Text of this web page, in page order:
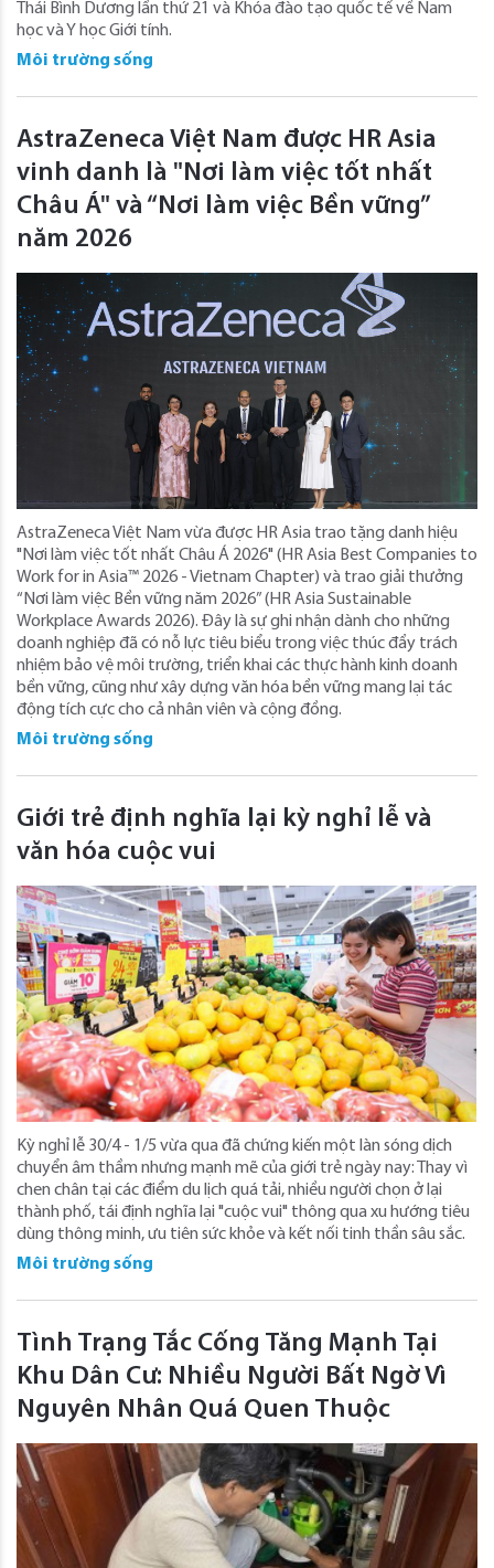
Thái Bình Dương lần thứ 21 và Khóa đào tạo quốc tế về Nam
học và Y học Giới tính.
Môi trường sống
AstraZeneca Việt Nam được HR Asia
vinh danh là "Nơi làm việc tốt nhất
Châu Á" và “Nơi làm việc Bền vững”
năm 2026
AstraZeneca Việt Nam vừa được HR Asia trao tặng danh hiệu
"Nơi làm việc tốt nhất Châu Á 2026" (HR Asia Best Companies to
Work for in Asia™ 2026 - Vietnam Chapter) và trao giải thưởng
“Nơi làm việc Bền vững năm 2026” (HR Asia Sustainable
Workplace Awards 2026). Đây là sự ghi nhận dành cho những
doanh nghiệp đã có nỗ lực tiêu biểu trong việc thúc đẩy trách
nhiệm bảo vệ môi trường, triển khai các thực hành kinh doanh
bền vững, cũng như xây dựng văn hóa bền vững mang lại tác
động tích cực cho cả nhân viên và cộng đồng.
Môi trường sống
Giới trẻ định nghĩa lại kỳ nghỉ lễ và
văn hóa cuộc vui
Kỳ nghỉ lễ 30/4 - 1/5 vừa qua đã chứng kiến một làn sóng dịch
chuyển âm thầm nhưng mạnh mẽ của giới trẻ ngày nay: Thay vì
chen chân tại các điểm du lịch quá tải, nhiều người chọn ở lại
thành phố, tái định nghĩa lại "cuộc vui" thông qua xu hướng tiêu
dùng thông minh, ưu tiên sức khỏe và kết nối tinh thần sâu sắc.
Môi trường sống
Tình Trạng Tắc Cống Tăng Mạnh Tại
Khu Dân Cư: Nhiều Người Bất Ngờ Vì
Nguyên Nhân Quá Quen Thuộc